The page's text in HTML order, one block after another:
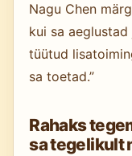
Nagu Chen
kui sa
tüütud
sa toetad.”
Rahaks
sa tegelikult